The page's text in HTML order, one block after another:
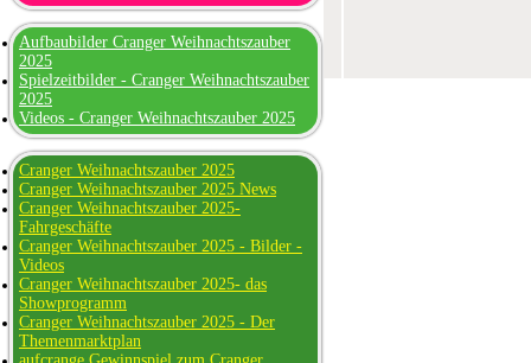
Aufbaubilder Cranger Weihnachtszauber
2025
Spielzeitbilder - Cranger Weihnachtszauber
2025
Videos - Cranger Weihnachtszauber 2025
Cranger Weihnachtszauber 2025
Cranger Weihnachtszauber 2025 News
Cranger Weihnachtszauber 2025-
Fahrgeschäfte
Cranger Weihnachtszauber 2025 - Bilder -
Videos
Cranger Weihnachtszauber 2025- das
Showprogramm
Cranger Weihnachtszauber 2025 - Der
Themenmarktplan